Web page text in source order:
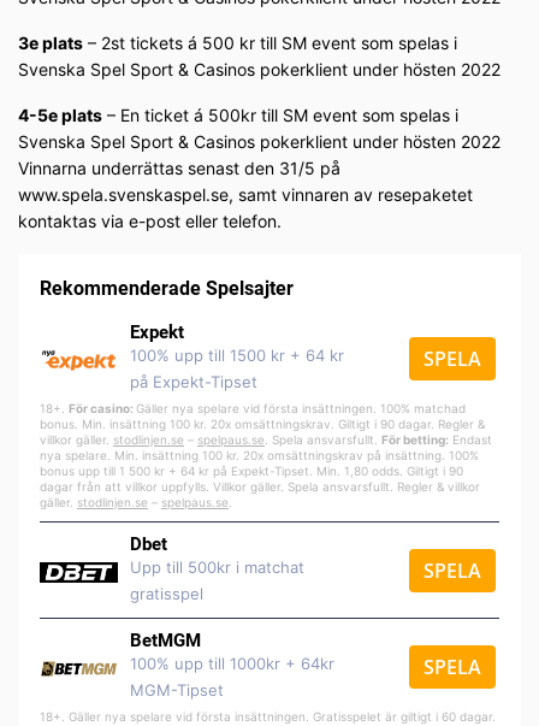
3e plats – 2st tickets á 500 kr till SM event som spelas i
Svenska Spel Sport & Casinos pokerklient under hösten 2022
4-5e plats – En ticket á 500kr till SM event som spelas i
Svenska Spel Sport & Casinos pokerklient under hösten 2022
Vinnarna underrättas senast den 31/5 på
www.spela.svenskaspel.se, samt vinnaren av resepaketet
kontaktas via e-post eller telefon.
Rekommenderade Spelsajter
Expekt
100% upp till 1500 kr + 64 kr
på Expekt-Tipset
SPELA
18+. För casino: Gäller nya spelare vid första insättningen. 100% matchad
bonus. Min. insättning 100 kr. 20x omsättningskrav. Giltigt i 90 dagar. Regler &
villkor gäller. stodlinjen.se – spelpaus.se . Spela ansvarsfullt. För betting: Endast
nya spelare. Min. insättning 100 kr. 20x omsättningskrav på insättning. 100%
bonus upp till 1 500 kr + 64 kr på Expekt-Tipset. Min. 1,80 odds. Giltigt i 90
dagar från att villkor uppfylls. Villkor gäller. Spela ansvarsfullt. Regler & villkor
gäller. stodlinjen.se – spelpaus.se
Dbet
Upp till 500kr i matchat
gratisspel
SPELA
BetMGM
100% upp till 1000kr + 64kr
MGM-Tipset
SPELA
18+. Gäller nya spelare vid första insättningen. Gratisspelet är giltigt i 60 dagar.